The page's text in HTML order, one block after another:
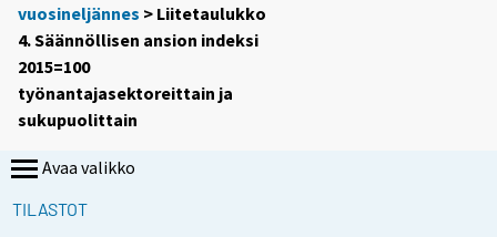
vuosineljännes > Liitetaulukko
4. Säännöllisen ansion indeksi
2015=100
työnantajasektoreittain ja
sukupuolittain
Avaa valikko
TILASTOT